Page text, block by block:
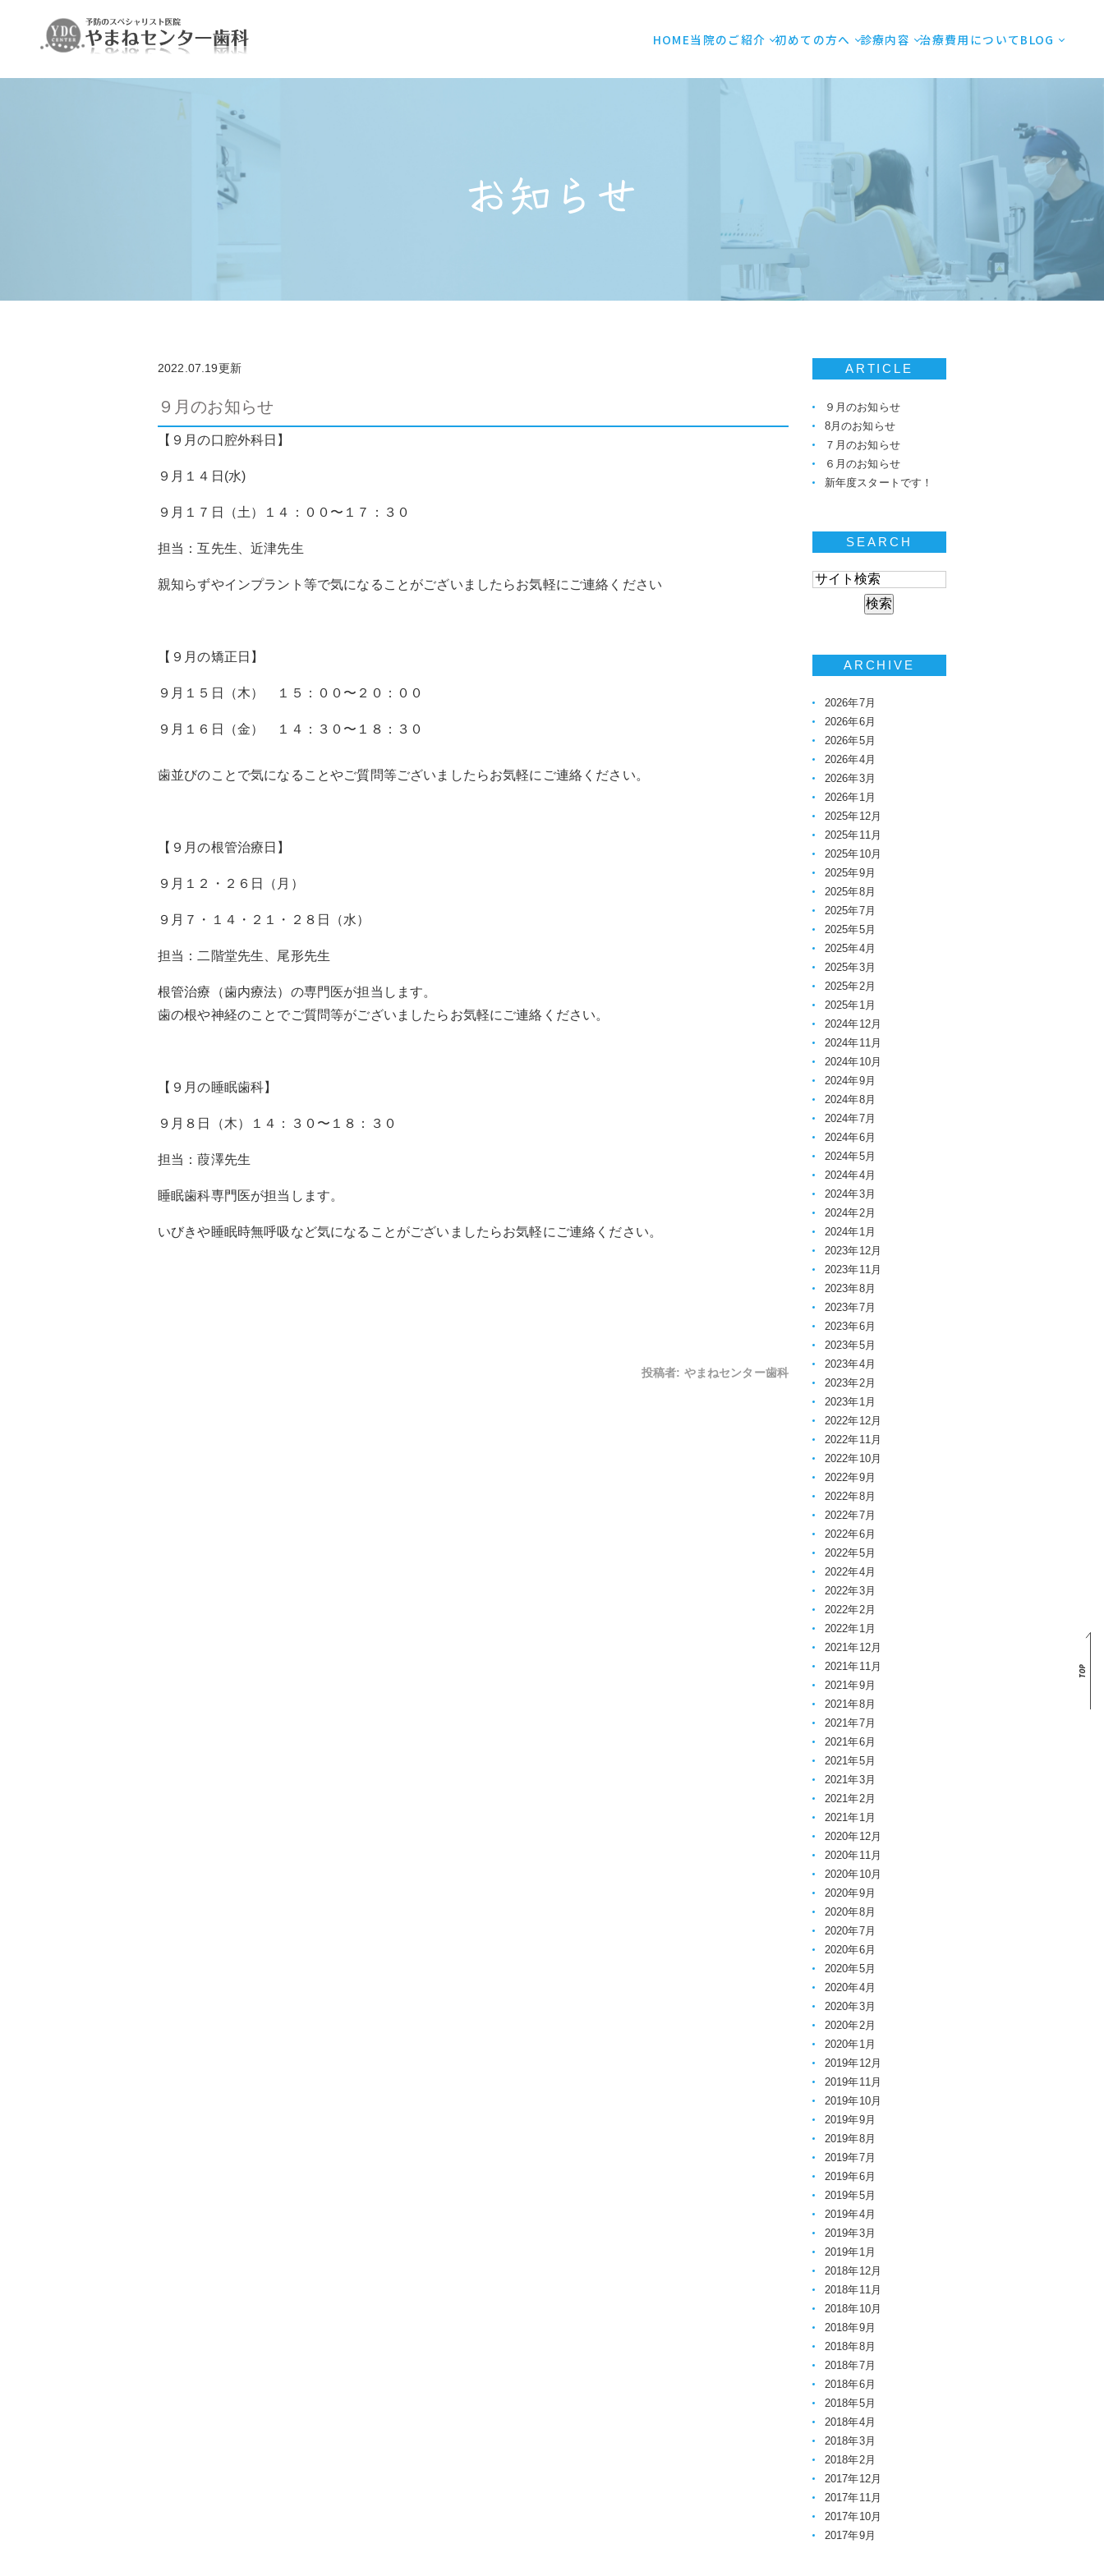
HOME当院のご紹介 初めての方へ 診療内容 治療費用についてBLOG
お知らせ
2022.07.19更新
９月のお知らせ
【９月の口腔外科日】
９月１４日(水)
９月１７日（土）１４：００〜１７：３０
担当：互先生、近津先生
親知らずやインプラント等で気になることがございましたらお気軽にご連絡ください
【９月の矯正日】
９月１５日（木） １５：００〜２０：００
９月１６日（金） １４：３０〜１８：３０
歯並びのことで気になることやご質問等ございましたらお気軽にご連絡ください。
【９月の根管治療日】
９月１２・２６日（月）
９月７・１４・２１・２８日（水）
担当：二階堂先生、尾形先生
根管治療（歯内療法）の専門医が担当します。
歯の根や神経のことでご質問等がございましたらお気軽にご連絡ください。
【９月の睡眠歯科】
９月８日（木）１４：３０〜１８：３０
担当：葭澤先生
睡眠歯科専門医が担当します。
いびきや睡眠時無呼吸など気になることがございましたらお気軽にご連絡ください。
投稿者: やまねセンター歯科
ARTICLE
９月のお知らせ
8月のお知らせ
７月のお知らせ
６月のお知らせ
新年度スタートです！
SEARCH
ARCHIVE
2026年7月
2026年6月
2026年5月
2026年4月
2026年3月
2026年1月
2025年12月
2025年11月
2025年10月
2025年9月
2025年8月
2025年7月
2025年5月
2025年4月
2025年3月
2025年2月
2025年1月
2024年12月
2024年11月
2024年10月
2024年9月
2024年8月
2024年7月
2024年6月
2024年5月
2024年4月
2024年3月
2024年2月
2024年1月
2023年12月
2023年11月
2023年8月
2023年7月
2023年6月
2023年5月
2023年4月
2023年2月
2023年1月
2022年12月
2022年11月
2022年10月
2022年9月
2022年8月
2022年7月
2022年6月
2022年5月
2022年4月
2022年3月
2022年2月
2022年1月
2021年12月
2021年11月
2021年9月
2021年8月
2021年7月
2021年6月
2021年5月
2021年3月
2021年2月
2021年1月
2020年12月
2020年11月
2020年10月
2020年9月
2020年8月
2020年7月
2020年6月
2020年5月
2020年4月
2020年3月
2020年2月
2020年1月
2019年12月
2019年11月
2019年10月
2019年9月
2019年8月
2019年7月
2019年6月
2019年5月
2019年4月
2019年3月
2019年1月
2018年12月
2018年11月
2018年10月
2018年9月
2018年8月
2018年7月
2018年6月
2018年5月
2018年4月
2018年3月
2018年2月
2017年12月
2017年11月
2017年10月
2017年9月